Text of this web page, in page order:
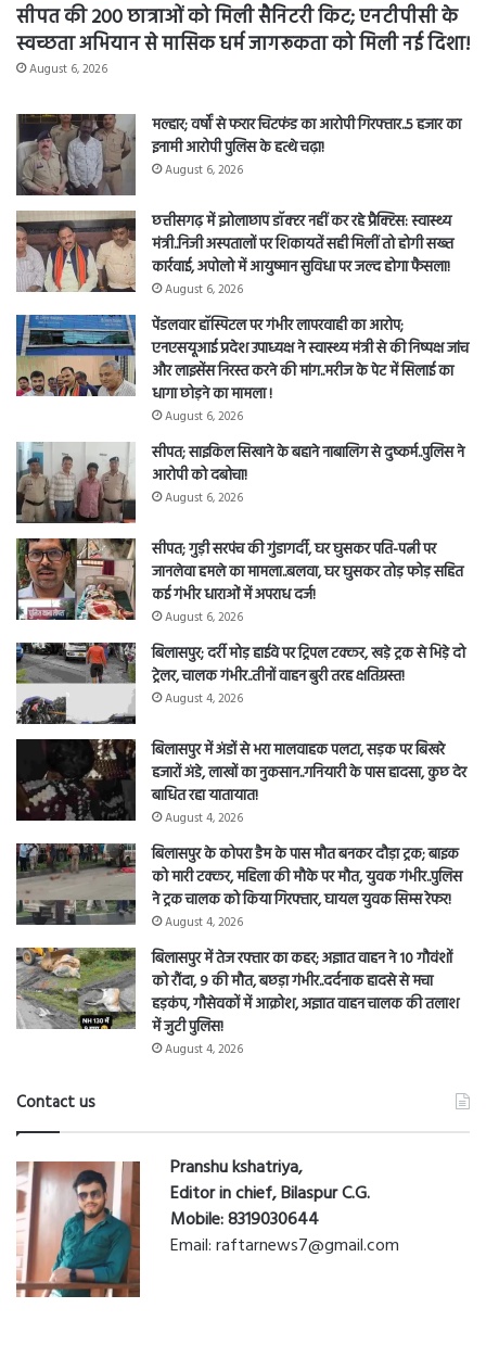
सीपत की 200 छात्राओं को मिली सैनिटरी किट; एनटीपीसी के
स्वच्छता अभियान से मासिक धर्म जागरूकता को मिली नई दिशा!
August 6, 2026
मल्हार; वर्षों से फरार चिटफंड का आरोपी गिरफ्तार..5 हजार का
इनामी आरोपी पुलिस के हत्थे चढ़ा!
August 6, 2026
छत्तीसगढ़ में झोलाछाप डॉक्टर नहीं कर रहे प्रैक्टिस: स्वास्थ्य
मंत्री..निजी अस्पतालों पर शिकायतें सही मिलीं तो होगी सख्त
कार्रवाई, अपोलो में आयुष्मान सुविधा पर जल्द होगा फैसला!
August 6, 2026
पेंडलवार हॉस्पिटल पर गंभीर लापरवाही का आरोप;
एनएसयूआई प्रदेश उपाध्यक्ष ने स्वास्थ्य मंत्री से की निष्पक्ष जांच
और लाइसेंस निरस्त करने की मांग..मरीज के पेट में सिलाई का
धागा छोड़ने का मामला !
August 6, 2026
सीपत; साइकिल सिखाने के बहाने नाबालिग से दुष्कर्म..पुलिस ने
आरोपी को दबोचा!
August 6, 2026
सीपत; गुड़ी सरपंच की गुंडागर्दी, घर घुसकर पति-पत्नी पर
जानलेवा हमले का मामला..बलवा, घर घुसकर तोड़ फोड़ सहित
कई गंभीर धाराओं में अपराध दर्ज!
August 6, 2026
बिलासपुर; दर्री मोड़ हाईवे पर ट्रिपल टक्कर, खड़े ट्रक से भिड़े दो
ट्रेलर, चालक गंभीर..तीनों वाहन बुरी तरह क्षतिग्रस्त!
August 4, 2026
बिलासपुर में अंडों से भरा मालवाहक पलटा, सड़क पर बिखरे
हजारों अंडे, लाखों का नुकसान..गनियारी के पास हादसा, कुछ देर
बाधित रहा यातायात!
August 4, 2026
बिलासपुर के कोपरा डैम के पास मौत बनकर दौड़ा ट्रक; बाइक
को मारी टक्कर, महिला की मौके पर मौत, युवक गंभीर..पुलिस
ने ट्रक चालक को किया गिरफ्तार, घायल युवक सिम्स रेफर!
August 4, 2026
बिलासपुर में तेज रफ्तार का कहर; अज्ञात वाहन ने 10 गौवंशों
को रौंदा, 9 की मौत, बछड़ा गंभीर..दर्दनाक हादसे से मचा
हड़कंप, गौसेवकों में आक्रोश, अज्ञात वाहन चालक की तलाश
में जुटी पुलिस!
August 4, 2026
Contact us
Pranshu kshatriya,
Editor in chief, Bilaspur C.G.
Mobile: 8319030644
Email: raftarnews7@gmail.com